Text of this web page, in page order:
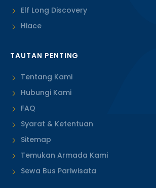
Elf Long Discovery
Hiace
TAUTAN PENTING
Tentang Kami
Hubungi Kami
FAQ
Syarat & Ketentuan
Sitemap
Temukan Armada Kami
Sewa Bus Pariwisata